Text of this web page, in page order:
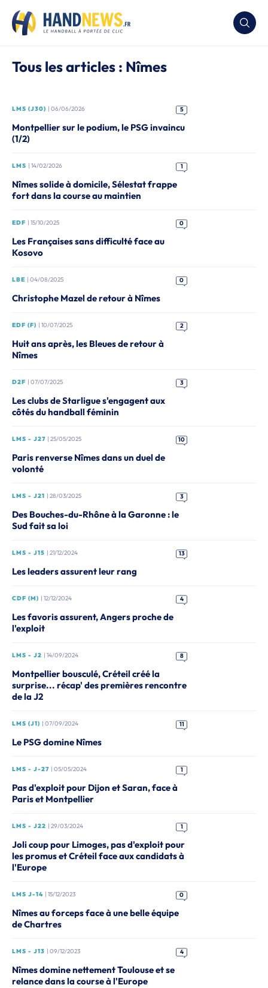
Tous les articles : Nîmes
LMS (J30) | 06/06/2026 5
Montpellier sur le podium, le PSG invaincu
(1/2)
LMS | 14/02/2026 1
Nîmes solide à domicile, Sélestat frappe
fort dans la course au maintien
EDF | 15/10/2025 0
Les Françaises sans difficulté face au
Kosovo
LBE | 04/08/2025 0
Christophe Mazel de retour à Nîmes
EDF (F) | 10/07/2025 2
Huit ans après, les Bleues de retour à
Nîmes
D2F | 07/07/2025 3
Les clubs de Starligue s'engagent aux
côtés du handball féminin
LMS - J27 | 25/05/2025 10
Paris renverse Nîmes dans un duel de
volonté
LMS - J21 | 28/03/2025 3
Des Bouches-du-Rhône à la Garonne : le
Sud fait sa loi
LMS - J15 | 21/12/2024 13
Les leaders assurent leur rang
CDF (M) | 12/12/2024 4
Les favoris assurent, Angers proche de
l'exploit
LMS - J2 | 14/09/2024 8
Montpellier bousculé, Créteil créé la
surprise... récap' des premières rencontre
de la J2
LMS (J1) | 07/09/2024 11
Le PSG domine Nîmes
LMS - J-27 | 05/05/2024 1
Pas d'exploit pour Dijon et Saran, face à
Paris et Montpellier
LMS - J22 | 29/03/2024 1
Joli coup pour Limoges, pas d'exploit pour
les promus et Créteil face aux candidats à
l'Europe
LMS J-14 | 15/12/2023 0
Nîmes au forceps face à une belle équipe
de Chartres
LMS - J13 | 09/12/2023 4
Nîmes domine nettement Toulouse et se
relance dans la course à l'Europe